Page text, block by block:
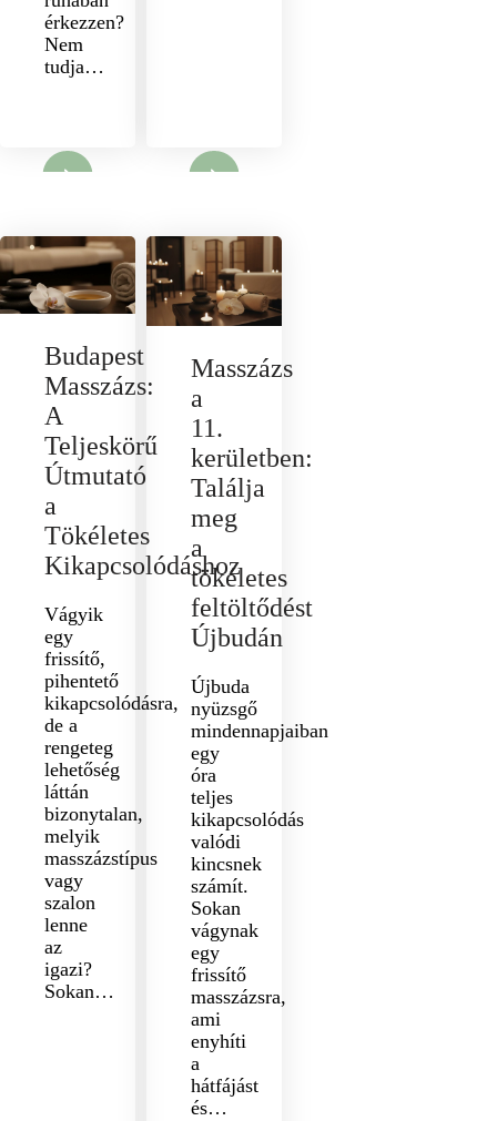
érkezzen?
Nem
tudja…
Budapest
Masszázs:
A
Teljeskörű
Útmutató
a
Tökéletes
Kikapcsolódáshoz
Vágyik
egy
frissítő,
pihentető
kikapcsolódásra,
de a
rengeteg
lehetőség
láttán
bizonytalan,
melyik
masszázstípus
vagy
szalon
lenne
az
igazi?
Sokan…
Masszázs
a
11.
kerületben:
Találja
meg
a
tökéletes
feltöltődést
Újbudán
Újbuda
nyüzsgő
mindennapjaiban
egy
óra
teljes
kikapcsolódás
valódi
kincsnek
számít.
Sokan
vágynak
egy
frissítő
masszázsra,
ami
enyhíti
a
hátfájást
és…